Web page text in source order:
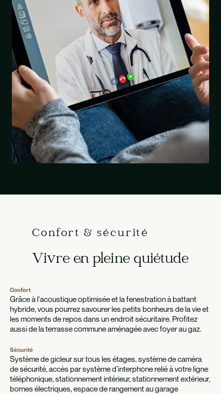
Confort & sécurité
Vivre en pleine quiétude
Confort
Grâce à l'acoustique optimisée et la fenestration à battant
hybride, vous pourrez savourer les petits bonheurs de la vie et
les moments de repos dans un endroit sécuritaire. Profitez
aussi de la terrasse commune aménagée avec foyer au gaz.
Sécurité
Système de gicleur sur tous les étages, système de caméra
de sécurité, accès par système d’interphone relié à votre ligne
téléphonique, stationnement intérieur, stationnement extérieur,
bornes électriques, espace de rangement au garage